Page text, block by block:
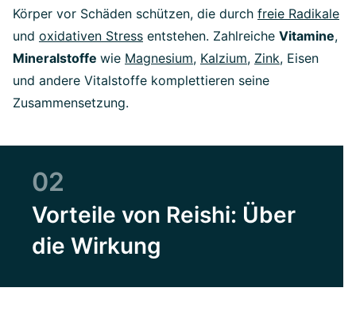
Körper vor Schäden schützen, die durch freie Radikale
und oxidativen Stress entstehen. Zahlreiche Vitamine,
Mineralstoffe wie Magnesium, Kalzium, Zink, Eisen
und andere Vitalstoffe komplettieren seine
Zusammensetzung.
02
Vorteile von Reishi: Über
die Wirkung